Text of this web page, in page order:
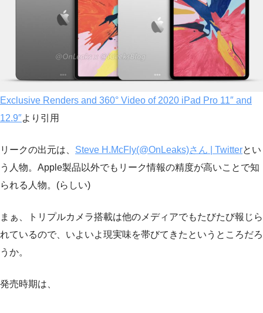
Exclusive Renders and 360° Video of 2020 iPad Pro 11″ and
12.9″より引用
リークの出元は、 Steve H.McFly(@OnLeaks)さん | Twitterとい
う人物。Apple製品以外でもリーク情報の精度が高いことで知
られる人物。(らしい)
まぁ、トリプルカメラ搭載は他のメディアでもたびたび報じら
れているので、いよいよ現実味を帯びてきたというところだろ
うか。
発売時期は、